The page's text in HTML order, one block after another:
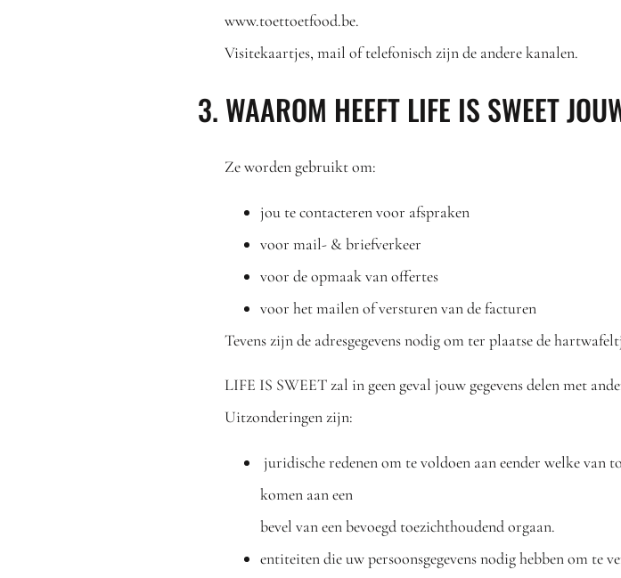
www.toettoetfood.be.
Visitekaartjes, mail of telefonisch zijn de andere kanalen.
3. WAAROM HEEFT LIFE IS SWEET
Ze worden gebruikt om:
jou te contacteren voor afspraken
voor mail- & briefverkeer
voor de opmaak van offertes
voor het mailen of versturen van de facturen
Tevens zijn de adresgegevens nodig om ter plaatse de
LIFE IS SWEET zal in geen geval jouw gegevens delen met
Uitzonderingen zijn:
juridische redenen om te voldoen aan eender welke van
komen aan een
bevel van een bevoegd toezichthoudend orgaan.
entiteiten die uw persoonsgegevens nodig hebben om te